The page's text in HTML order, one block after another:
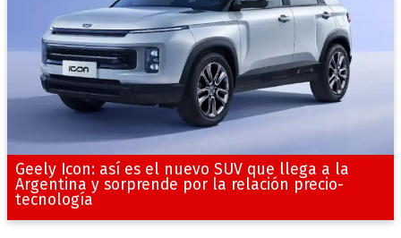
Geely Icon: así es el nuevo SUV que llega a la
Argentina y sorprende por la relación precio-
tecnología